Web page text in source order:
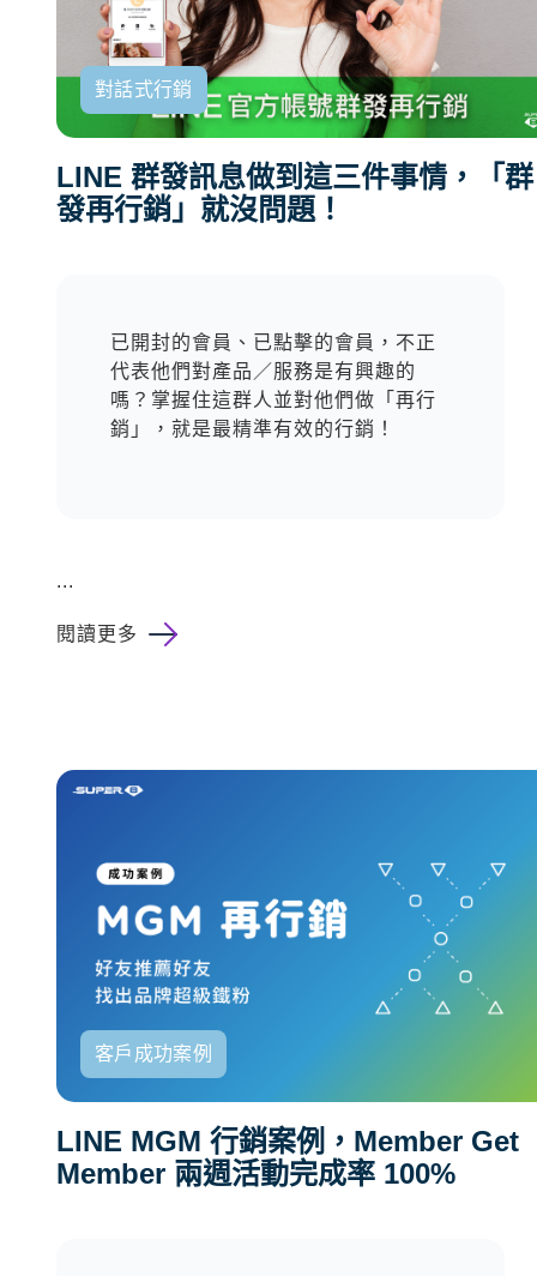
對話式行銷
LINE 群發訊息做到這三件事情，「群
發再行銷」就沒問題！
已開封的會員、已點擊的會員，不正
代表他們對產品／服務是有興趣的
嗎？掌握住這群人並對他們做「再行
銷」，就是最精準有效的行銷！
...
閱讀更多
客戶成功案例
LINE MGM 行銷案例，Member Get
Member 兩週活動完成率 100%